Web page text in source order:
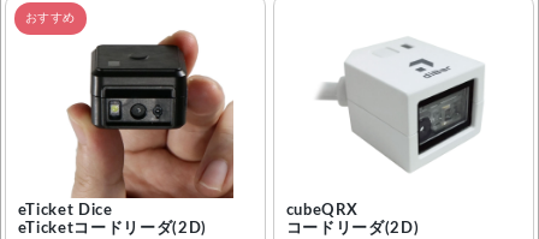
おすすめ
eTicket Dice
eTicketコードリーダ(2D)
cubeQRX
コードリーダ(2D)